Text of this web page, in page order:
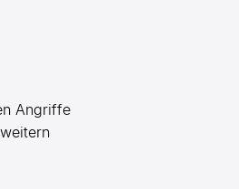
Angriffe